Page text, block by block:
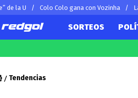
de la U Colo Colo gana con Vozinha
Chilena
SORTEOS
Tendencias